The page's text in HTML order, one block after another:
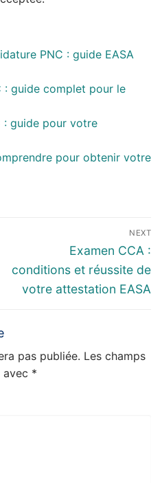
PNC : guide EASA
: guide complet pour le
: guide pour votre
pour obtenir votre
NEXT
Next
post:
Examen CCA :
conditions et réussite de
votre attestation EASA
pas publiée. Les champs
*